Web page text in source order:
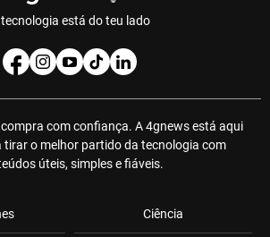
está do teu lado
com confiança. A 4gnews está aqui
tirar o melhor partido da tecnologia com
úteis, simples e fiáveis.
Ciência